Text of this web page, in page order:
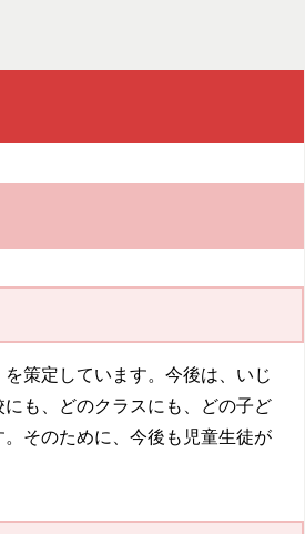
策定しています。今後は、いじ
も、どのクラスにも、どの子ど
そのために、今後も児童生徒が